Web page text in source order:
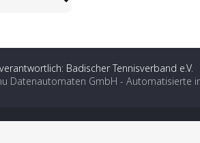
Badischer Tennisverband e.V.
Datenautomaten GmbH - Automatisierte